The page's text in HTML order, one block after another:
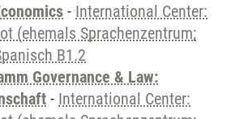
- International Center:
(ehemals Sprachenzentrum;
B1.2
Governance & Law:
- International Center: